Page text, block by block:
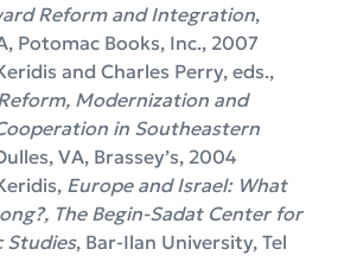
Reform and Integration,
Potomac Books, Inc., 2007
and Charles Perry, eds.,
Modernization and
in Southeastern
VA, Brassey’s, 2004
Europe and Israel: What
The Begin-Sadat Center for
Studies, Bar-Ilan University, Tel